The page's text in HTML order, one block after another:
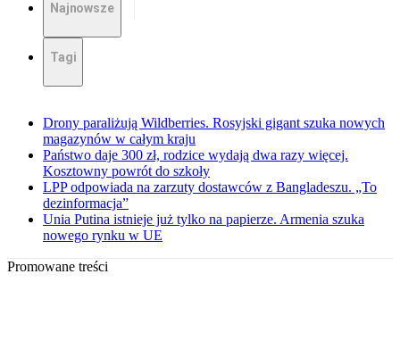
Najnowsze
Tagi
Drony paraliżują Wildberries. Rosyjski gigant szuka nowych
magazynów w całym kraju
Państwo daje 300 zł, rodzice wydają dwa razy więcej.
Kosztowny powrót do szkoły
LPP odpowiada na zarzuty dostawców z Bangladeszu. „To
dezinformacja”
Unia Putina istnieje już tylko na papierze. Armenia szuka
nowego rynku w UE
Promowane treści